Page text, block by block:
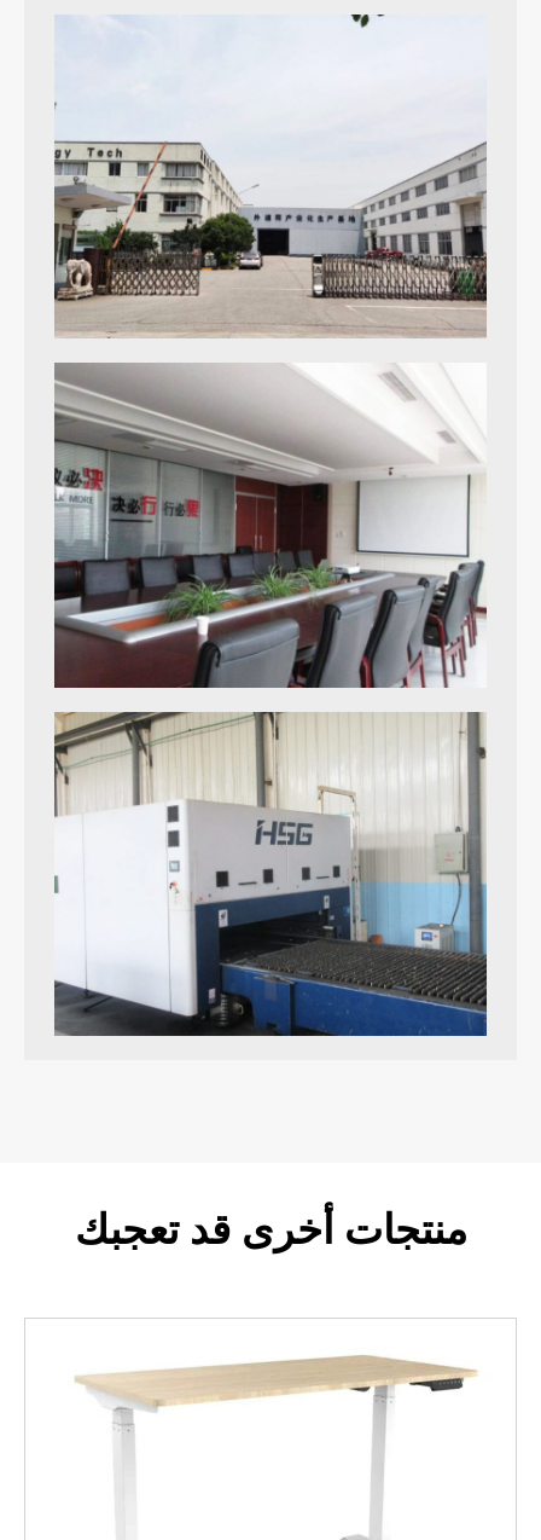
منتجات أخرى قد تعجبك